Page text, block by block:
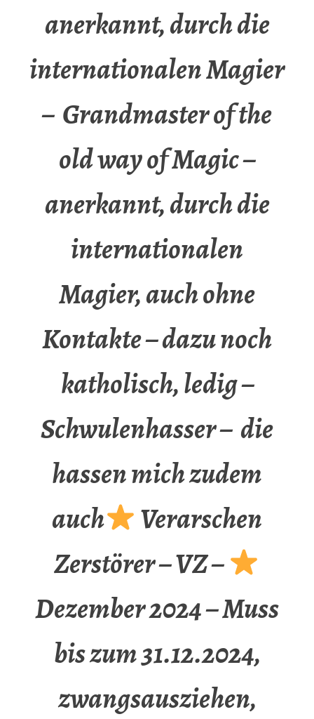
anerkannt, durch die
internationalen Magier
– Grandmaster of the
old way of Magic –
anerkannt, durch die
internationalen
Magier, auch ohne
Kontakte – dazu noch
katholisch, ledig –
Schwulenhasser – die
hassen mich zudem
auch
Verarschen
Zerstörer – VZ –
Dezember 2024 – Muss
bis zum 31.12.2024,
zwangsausziehen,